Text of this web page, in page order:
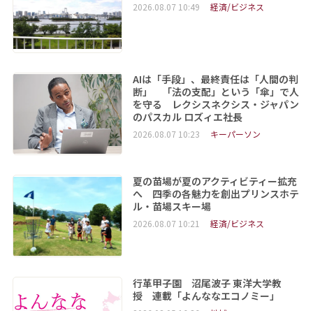
2026.08.07 10:49 経済/ビジネス
AIは「手段」、最終責任は「人間の判
断」 「法の支配」という「傘」で人
を守る レクシスネクシス・ジャパン
のパスカル ロズィエ社長
2026.08.07 10:23 キーパーソン
夏の苗場が夏のアクティビティー拡充
へ 四季の各魅力を創出プリンスホテ
ル・苗場スキー場
2026.08.07 10:21 経済/ビジネス
行革甲子園 沼尾波子 東洋大学教
授 連載「よんななエコノミー」